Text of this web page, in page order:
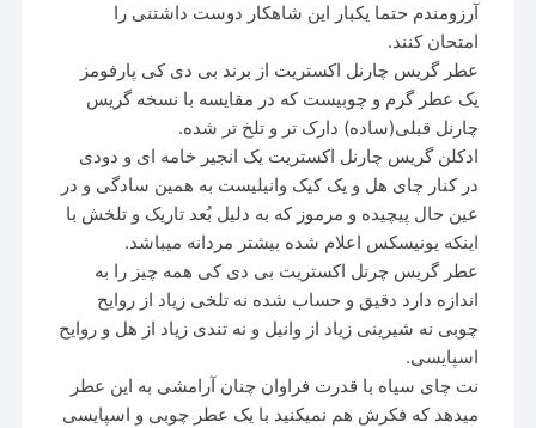
آرزومندم حتما یکبار این شاهکار دوست داشتنی را
امتحان کنند.
عطر گریس چارنل اکستریت از برند بی دی کی پارفومز
یک عطر گرم و چوبیست که در مقایسه با نسخه گریس
چارنل قبلی(ساده) دارک تر و تلخ تر شده.
ادکلن گریس چارنل اکستریت یک انجیر خامه ای و دودی
در کنار چای هل و یک کیک وانیلیست به همین سادگی و در
عین حال پیچیده و مرموز که به دلیل بُعد تاریک و تلخش با
اینکه یونیسکس اعلام شده بیشتر مردانه میباشد.
عطر گریس چرنل اکستریت بی دی کی همه چیز را به
اندازه دارد دقیق و حساب شده نه تلخی زیاد از روایح
چوبی نه شیرینی زیاد از وانیل و نه تندی زیاد از هل و روایح
اسپایسی.
نت چای سیاه با قدرت فراوان چنان آرامشی به این عطر
میدهد که فکرش هم نمیکنید با یک عطر چوبی و اسپایسی